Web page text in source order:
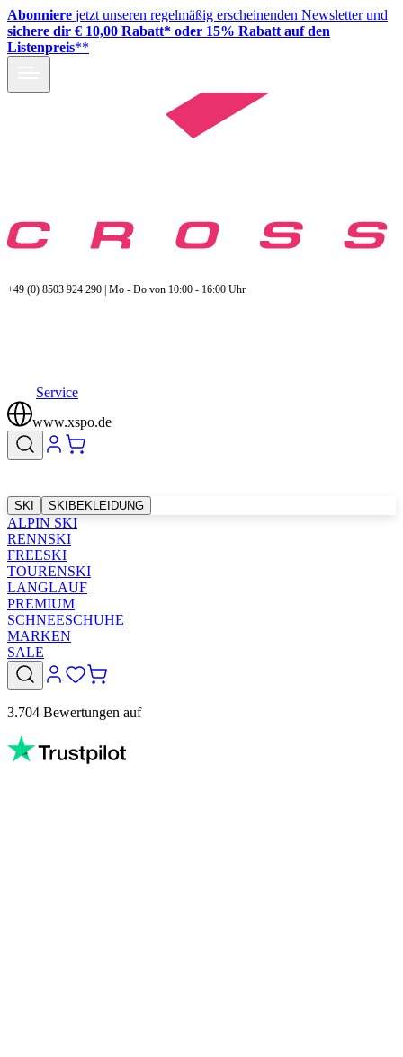
Abonniere jetzt unseren regelmäßig erscheinenden Newsletter und
sichere dir € 10,00 Rabatt* oder 15% Rabatt auf den
Listenpreis**
+49 (0) 8503 924 290 | Mo - Do von 10:00 - 16:00 Uhr
Service
www.xspo.de
SKI SKIBEKLEIDUNG
ALPIN SKI
RENNSKI
FREESKI
TOURENSKI
LANGLAUF
PREMIUM
SCHNEESCHUHE
MARKEN
SALE
3.704 Bewertungen auf